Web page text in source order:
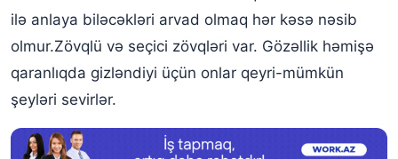
ilə anlaya biləcəkləri arvad olmaq hər kəsə nəsib
olmur.Zövqlü və seçici zövqləri var. Gözəllik həmişə
qaranlıqda gizləndiyi üçün onlar qeyri-mümkün
şeyləri sevirlər.